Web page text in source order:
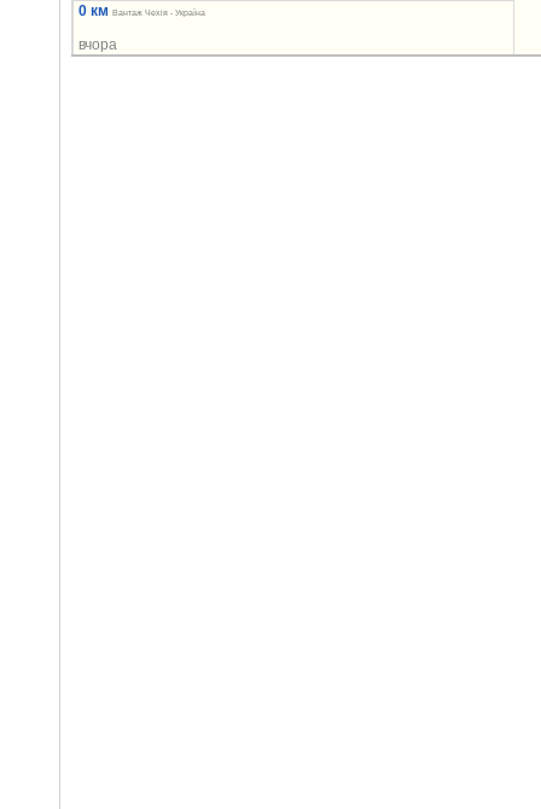
0 км
Вантаж Чехія - Україна
вчора